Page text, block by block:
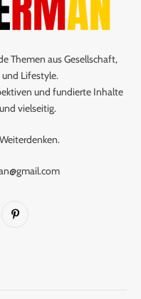
Themen aus Gesellschaft,
und Lifestyle.
und fundierte Inhalte
vielseitig.
Pinterest